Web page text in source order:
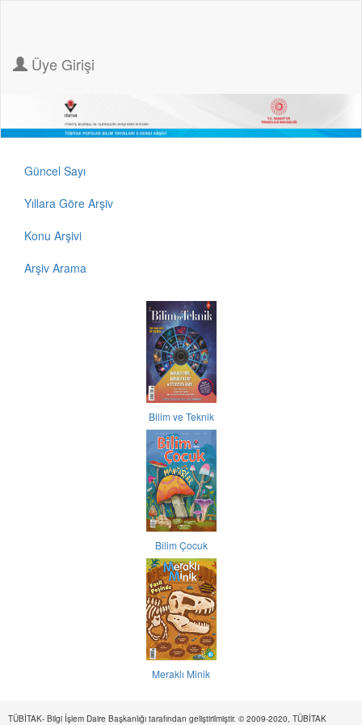
Üye Girişi
Güncel Sayı
Yıllara Göre Arşiv
Konu Arşivi
Arşiv Arama
Bilim ve Teknik
Bilim Çocuk
Meraklı Minik
TÜBİTAK- Bilgi İşlem Daire Başkanlığı tarafından geliştirilmiştir. © 2009-2020, TÜBİTAK